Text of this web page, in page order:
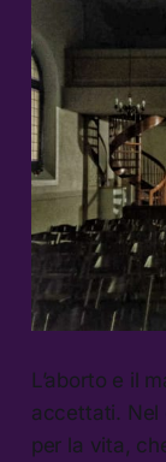
L’aborto e il
accettati. Nel
per la vita,